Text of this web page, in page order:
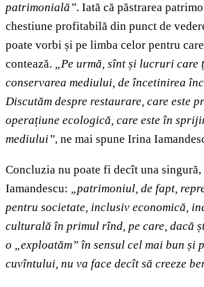
patrimonială”. Iată că păstrarea
chestiune profitabilă din punct de
poate vorbi și pe limba celor pentru
contează. „Pe urmă, sînt și lucruri care
conservarea mediului, de încetinirea
Discutăm despre restaurare, care este
operațiune ecologică, care este în
mediului”, ne mai spune Irina
Concluzia nu poate fi decît una
Iamandescu: „patrimoniul, de fapt,
pentru societate, inclusiv economică,
culturală în primul rînd, pe care, dacă
o „exploatăm” în sensul cel mai bun și
cuvîntului, nu va face decît să creeze